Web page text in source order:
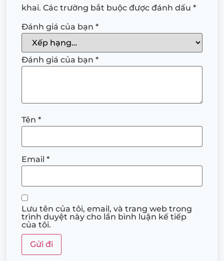
khai. Các trường bắt buộc được đánh dấu *
Đánh giá của bạn *
Đánh giá của bạn *
Tên *
Email *
Lưu tên của tôi, email, và trang web trong
trình duyệt này cho lần bình luận kế tiếp
của tôi.